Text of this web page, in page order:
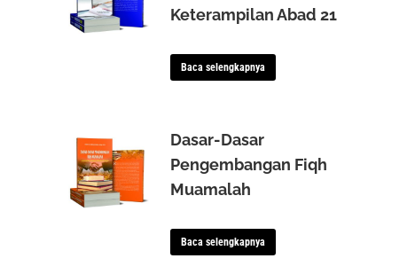
Keterampilan Abad 21
Baca selengkapnya
Dasar-Dasar
Pengembangan Fiqh
Muamalah
Baca selengkapnya